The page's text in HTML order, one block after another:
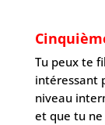
Tu peux te
intéressant
niveau
et que tu